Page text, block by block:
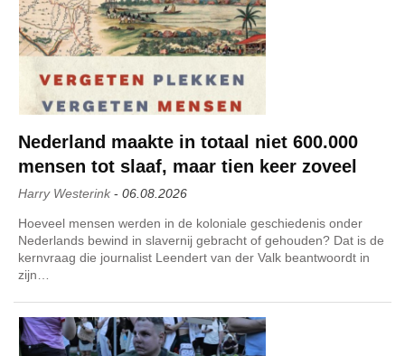
Nederland maakte in totaal niet 600.000
mensen tot slaaf, maar tien keer zoveel
Harry Westerink - 06.08.2026
Hoeveel mensen werden in de koloniale geschiedenis onder
Nederlands bewind in slavernij gebracht of gehouden? Dat is de
kernvraag die journalist Leendert van der Valk beantwoordt in
zijn…